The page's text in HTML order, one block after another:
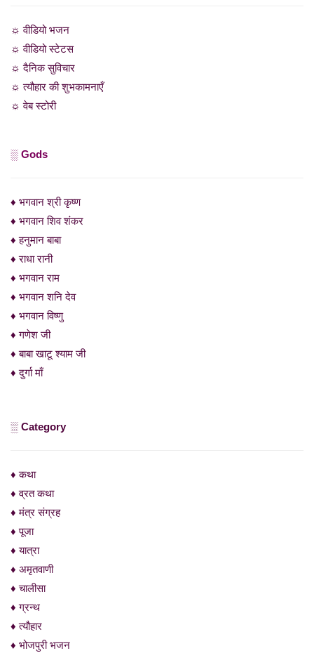
☼ वीडियो भजन
☼ वीडियो स्टेटस
☼ दैनिक सुविचार
☼ त्यौहार की शुभकामनाएँ
☼ वेब स्टोरी
░ Gods
♦ भगवान श्री कृष्ण
♦ भगवान शिव शंकर
♦ हनुमान बाबा
♦ राधा रानी
♦ भगवान राम
♦ भगवान शनि देव
♦ भगवान विष्णु
♦ गणेश जी
♦ बाबा खाटू श्याम जी
♦ दुर्गा माँ
░ Category
♦ कथा
♦ व्रत कथा
♦ मंत्र संग्रह
♦ पूजा
♦ यात्रा
♦ अमृतवाणी
♦ चालीसा
♦ ग्रन्थ
♦ त्यौहार
♦ भोजपुरी भजन